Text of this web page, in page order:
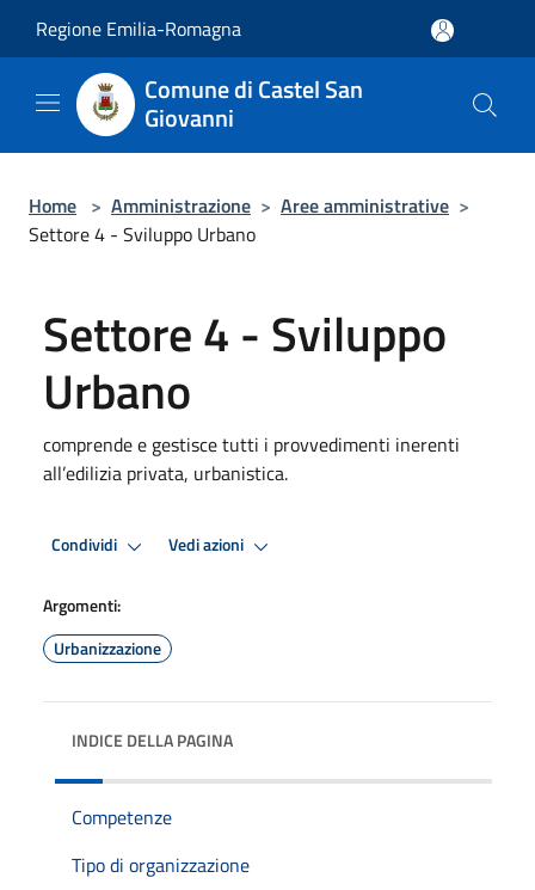
Regione Emilia-Romagna
Comune di Castel San
Giovanni
Home > Amministrazione > Aree amministrative >
Settore 4 - Sviluppo Urbano
Settore 4 - Sviluppo
Urbano
comprende e gestisce tutti i provvedimenti inerenti
all’edilizia privata, urbanistica.
Condividi Vedi azioni
Argomenti:
Urbanizzazione
INDICE DELLA PAGINA
Competenze
Tipo di organizzazione